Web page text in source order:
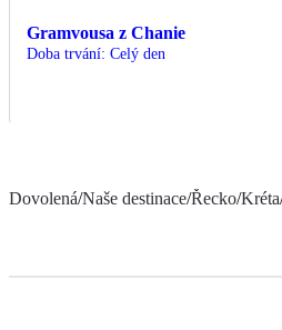
Gramvousa z Chanie
Doba trvání: Celý den
Dovolená/Naše destinace/Řecko/Kréta